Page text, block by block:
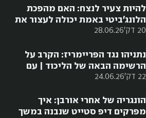
20 דק' 28.06.26
להיות צעיר לנצח: האם מהפכת
הלונג׳ביטי באמת יכולה לעצור את
הזיקנה?
22 דק' 24.06.26
נתניהו נגד הפריימריז: הקרב על
הרשימה הבאה של הליכוד | עם
יובל קרני
הונגריה של אחרי אורבן: איך
מפרקים דיפ סטייט שנבנה במשך